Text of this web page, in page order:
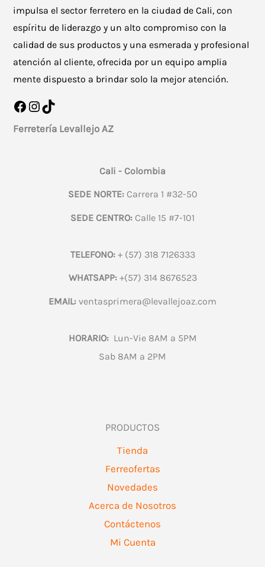
impulsa el sector ferretero en la ciudad de Cali, con
espíritu de liderazgo y un alto compromiso con la
calidad de sus productos y una esmerada y profesional
atención al cliente, ofrecida por un equipo amplia
mente dispuesto a brindar solo la mejor atención.
Facebook
Instagram
TikTok
Ferretería Levallejo AZ
Cali - Colombia
SEDE NORTE:Carrera 1 #32-50
SEDE CENTRO: Calle 15 #7-101
TELEFONO:+ (57) 318 7126333
WHATSAPP:+(57) 314 8676523
EMAIL: ventasprimera@levallejoaz.com
HORARIO:Lun-Vie 8AM a 5PM
Sab 8AM a 2PM
PRODUCTOS
Tienda
Ferreofertas
Novedades
Acerca de Nosotros
Contáctenos
Mi Cuenta